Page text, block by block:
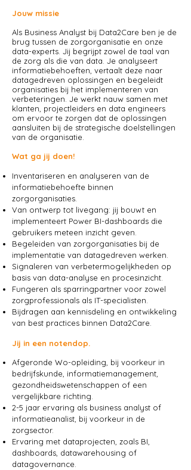
Jouw missie
Als Business Analyst bij Data2Care ben je de
brug tussen de zorgorganisatie en onze
data-experts. Jij begrijpt zowel de taal van
de zorg als die van data. Je analyseert
informatiebehoeften, vertaalt deze naar
datagedreven oplossingen en begeleidt
organisaties bij het implementeren van
verbeteringen. Je werkt nauw samen met
klanten, projectleiders en data engineers
om ervoor te zorgen dat de oplossingen
aansluiten bij de strategische doelstellingen
van de organisatie.
Wat ga jij doen!
Inventariseren en analyseren van de
informatiebehoefte binnen
zorgorganisaties.
Van ontwerp tot livegang: jij bouwt en
implementeert Power BI-dashboards die
gebruikers meteen inzicht geven.
Begeleiden van zorgorganisaties bij de
implementatie van datagedreven werken.
Signaleren van verbetermogelijkheden op
basis van data-analyse en procesinzicht.
Fungeren als sparringpartner voor zowel
zorgprofessionals als IT-specialisten.
Bijdragen aan kennisdeling en ontwikkeling
van best practices binnen Data2Care.
Jij in een notendop.
Afgeronde Wo-opleiding, bij voorkeur in
bedrijfskunde, informatiemanagement,
gezondheidswetenschappen of een
vergelijkbare richting.
2-5 jaar ervaring als business analyst of
informatieanalist, bij voorkeur in de
zorgsector.
Ervaring met dataprojecten, zoals BI,
dashboards, datawarehousing of
datagovernance.